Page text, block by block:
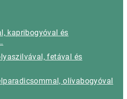
kapribogyóval és
fetával és
olívabogyóval